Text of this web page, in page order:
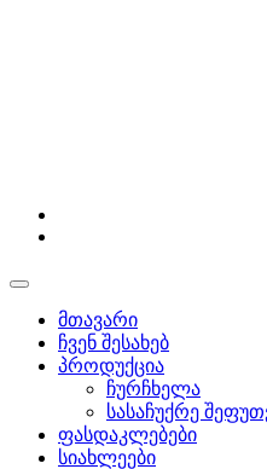
მთავარი
ჩვენ შესახებ
პროდუქცია
ჩურჩხელა
სასაჩუქრე
ფასდაკლებები
სიახლეები